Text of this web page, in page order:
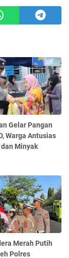
Gelar Pangan
Warga Antusias
Minyak
Merah Putih
Polres